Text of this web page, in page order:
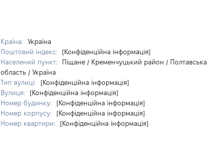
Країна:
Україна
Поштовий індекс:
[Конфіденційна інформація]
Населений пункт:
Піщане / Кременчуцький район / Полтавська
область / Україна
Тип вулиці:
[Конфіденційна інформація]
Вулиця:
[Конфіденційна інформація]
Номер будинку:
[Конфіденційна інформація]
Номер корпусу:
[Конфіденційна інформація]
Номер квартири:
[Конфіденційна інформація]